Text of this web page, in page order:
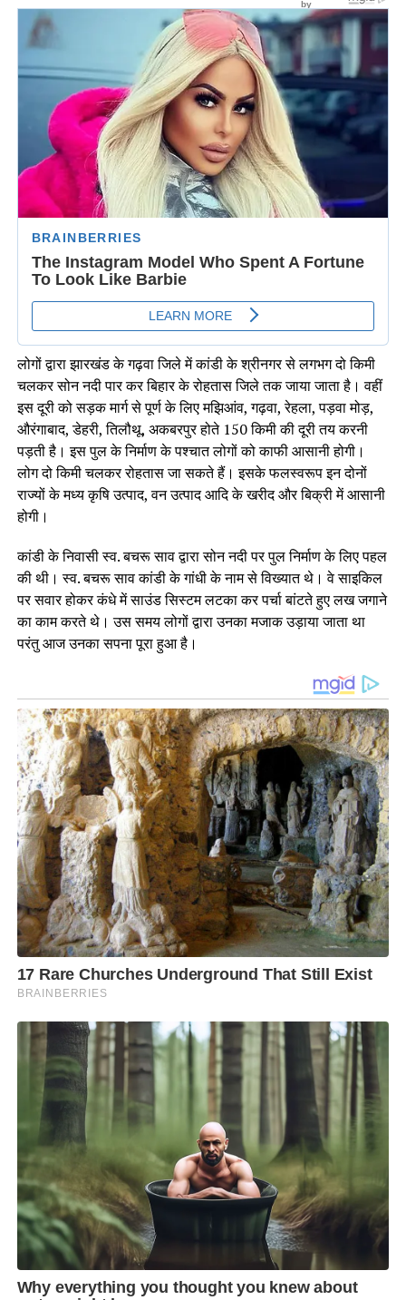
लोगों द्वारा झारखंड के गढ़वा जिले में कांडी के श्रीनगर से लगभग दो किमी
चलकर सोन नदी पार कर बिहार के रोहतास जिले तक जाया जाता है। वहीं
इस दूरी को सड़क मार्ग से पूर्ण के लिए मझिआंव, गढ़वा, रेहला, पड़वा मोड़,
औरंगाबाद, डेहरी, तिलौथू, अकबरपुर होते 150 किमी की दूरी तय करनी
पड़ती है। इस पुल के निर्माण के पश्चात लोगों को काफी आसानी होगी।
लोग दो किमी चलकर रोहतास जा सकते हैं। इसके फलस्वरूप इन दोनों
राज्यों के मध्य कृषि उत्पाद, वन उत्पाद आदि के खरीद और बिक्री में आसानी
होगी।
कांडी के निवासी स्व. बचरू साव द्वारा सोन नदी पर पुल निर्माण के लिए पहल
की थी। स्व. बचरू साव कांडी के गांधी के नाम से विख्यात थे। वे साइकिल
पर सवार होकर कंधे में साउंड सिस्टम लटका कर पर्चा बांटते हुए लख जगाने
का काम करते थे। उस समय लोगों द्वारा उनका मजाक उड़ाया जाता था
परंतु आज उनका सपना पूरा हुआ है।